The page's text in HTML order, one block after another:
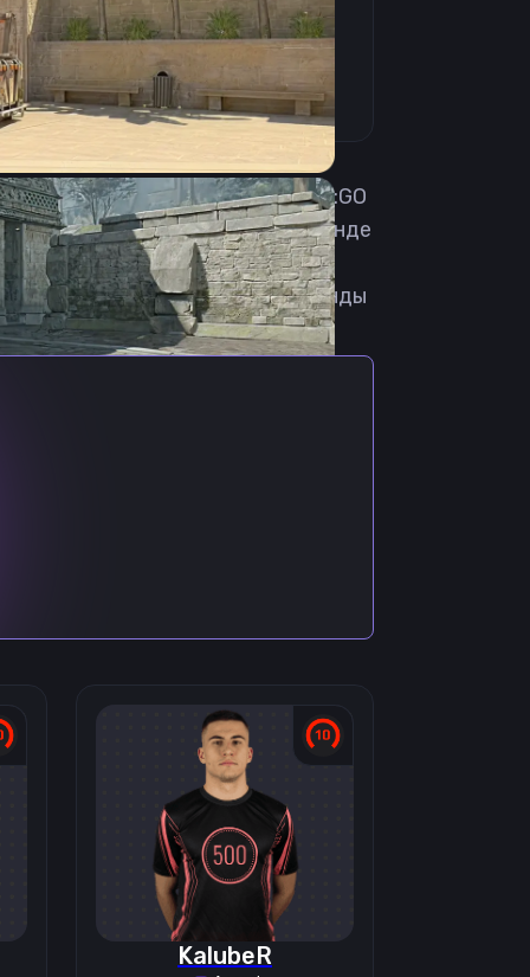
из Болгарии. Впервые на CS:GO
В этом же году побывал в команде
выступать в OG Academy. 12
мая 2024 стал игроком команды
команды Acend.
KalubeR